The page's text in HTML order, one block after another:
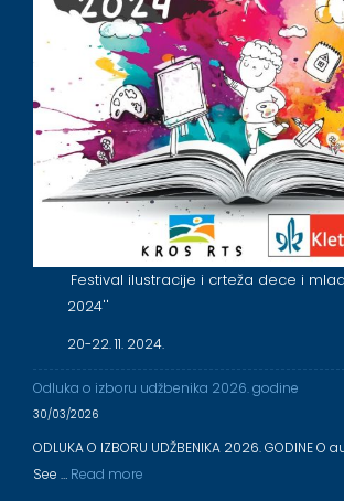
Festival ilustracije i crteža dece i
2024''
20-22. 11. 2024.
Odluka o izboru udžbenika 2026. godine
30/03/2026
ODLUKA O IZBORU UDŽBENIKA 2026. GODINE
See … Read more